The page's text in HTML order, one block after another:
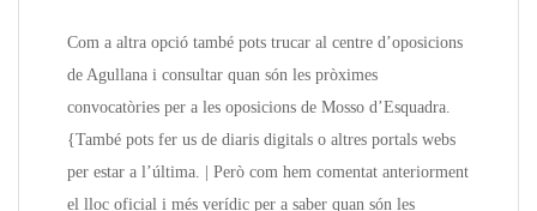
Com a altra opció també pots trucar al centre d’oposicions
de Agullana i consultar quan són les pròximes
convocatòries per a les oposicions de Mosso d’Esquadra.
{També pots fer us de diaris digitals o altres portals webs
per estar a l’última. | Però com hem comentat anteriorment
el lloc oficial i més verídic per a saber quan són les